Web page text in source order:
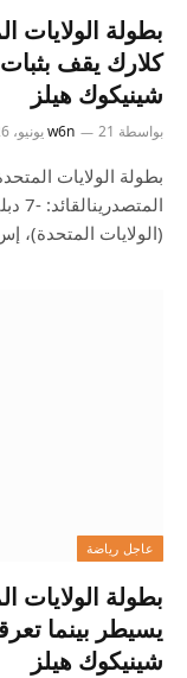
كلارك يقف
شينيكوك هيلز
بواسطة w6n 21 يونيو، 2026
بطولة الولايات
(الولايات المتحدة)،
عاجل رياضة
يسيطر بينما
شينيكوك هيلز